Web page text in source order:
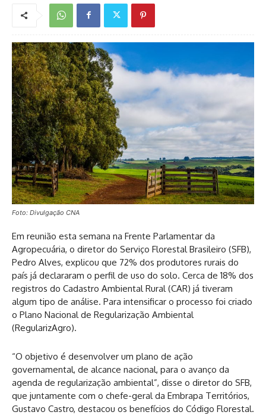
Foto: Divulgação CNA
Em reunião esta semana na Frente Parlamentar da
Agropecuária, o diretor do Serviço Florestal Brasileiro (SFB),
Pedro Alves, explicou que 72% dos produtores rurais do
país já declararam o perfil de uso do solo. Cerca de 18% dos
registros do Cadastro Ambiental Rural (CAR) já tiveram
algum tipo de análise. Para intensificar o processo foi criado
o Plano Nacional de Regularização Ambiental
(RegularizAgro).
“O objetivo é desenvolver um plano de ação
governamental, de alcance nacional, para o avanço da
agenda de regularização ambiental”, disse o diretor do SFB,
que juntamente com o chefe-geral da Embrapa Territórios,
Gustavo Castro, destacou os benefícios do Código Florestal.